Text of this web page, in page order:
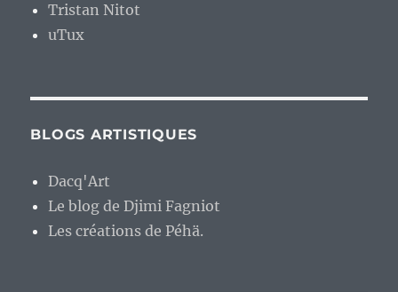
Tristan Nitot
uTux
BLOGS ARTISTIQUES
Dacq'Art
Le blog de Djimi Fagniot
Les créations de Péhä.